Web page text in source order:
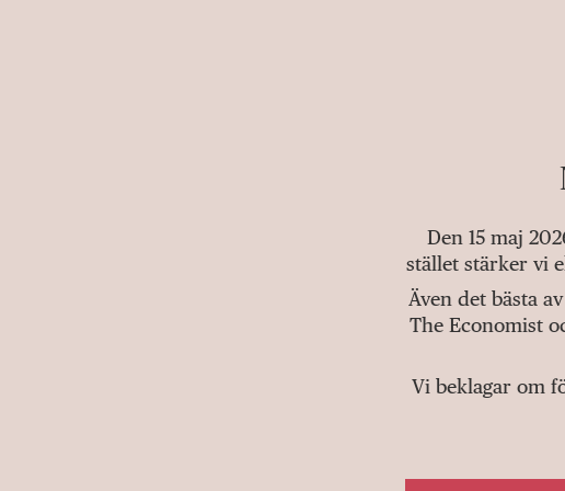
Den 15 maj
stället stärker vi
Även det bästa
The Economist
Vi beklagar om